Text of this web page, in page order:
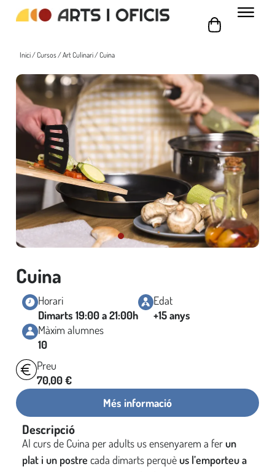
Inici/Cursos/Art Culinari/ Cuina
Cuina
Horari
Dimarts 19:00 a 21:00h
Edat
+15 anys
Màxim alumnes
10
Preu
70,00€
Més informació
Descripció
Al curs de Cuina per adults us ensenyarem a fer un
plat i un postre cada dimarts perquè us l’emporteu a